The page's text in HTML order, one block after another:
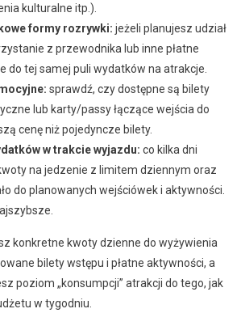
kulturalne itp.).
formy rozrywki: jeżeli planujesz udział
z przewodnika lub inne płatne
do tej samej puli wydatków na atrakcje.
sprawdź, czy dostępne są bilety
lub karty/passy łączące wejścia do
cenę niż pojedyncze bilety.
w trakcie wyjazdu: co kilka dni
na jedzenie z limitem dziennym oraz
do planowanych wejściówek i aktywności.
konkretne kwoty dzienne do wyżywienia
bilety wstępu i płatne aktywności, a
poziom „konsumpcji” atrakcji do tego, jak
w tygodniu.